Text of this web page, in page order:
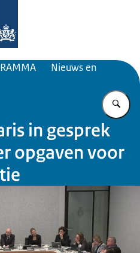
Nieuws en
in gesprek
opgaven voor